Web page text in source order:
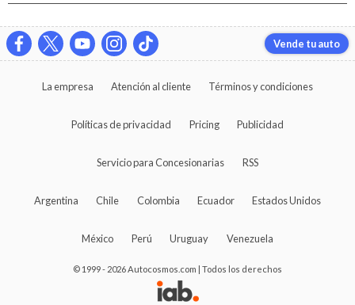
Vende tu auto
La empresa Atención al cliente Términos y condiciones
Políticas de privacidad Pricing Publicidad
Servicio para Concesionarias RSS
Argentina Chile Colombia Ecuador Estados Unidos
México Perú Uruguay Venezuela
© 1999 - 2026 Autocosmos.com | Todos los derechos